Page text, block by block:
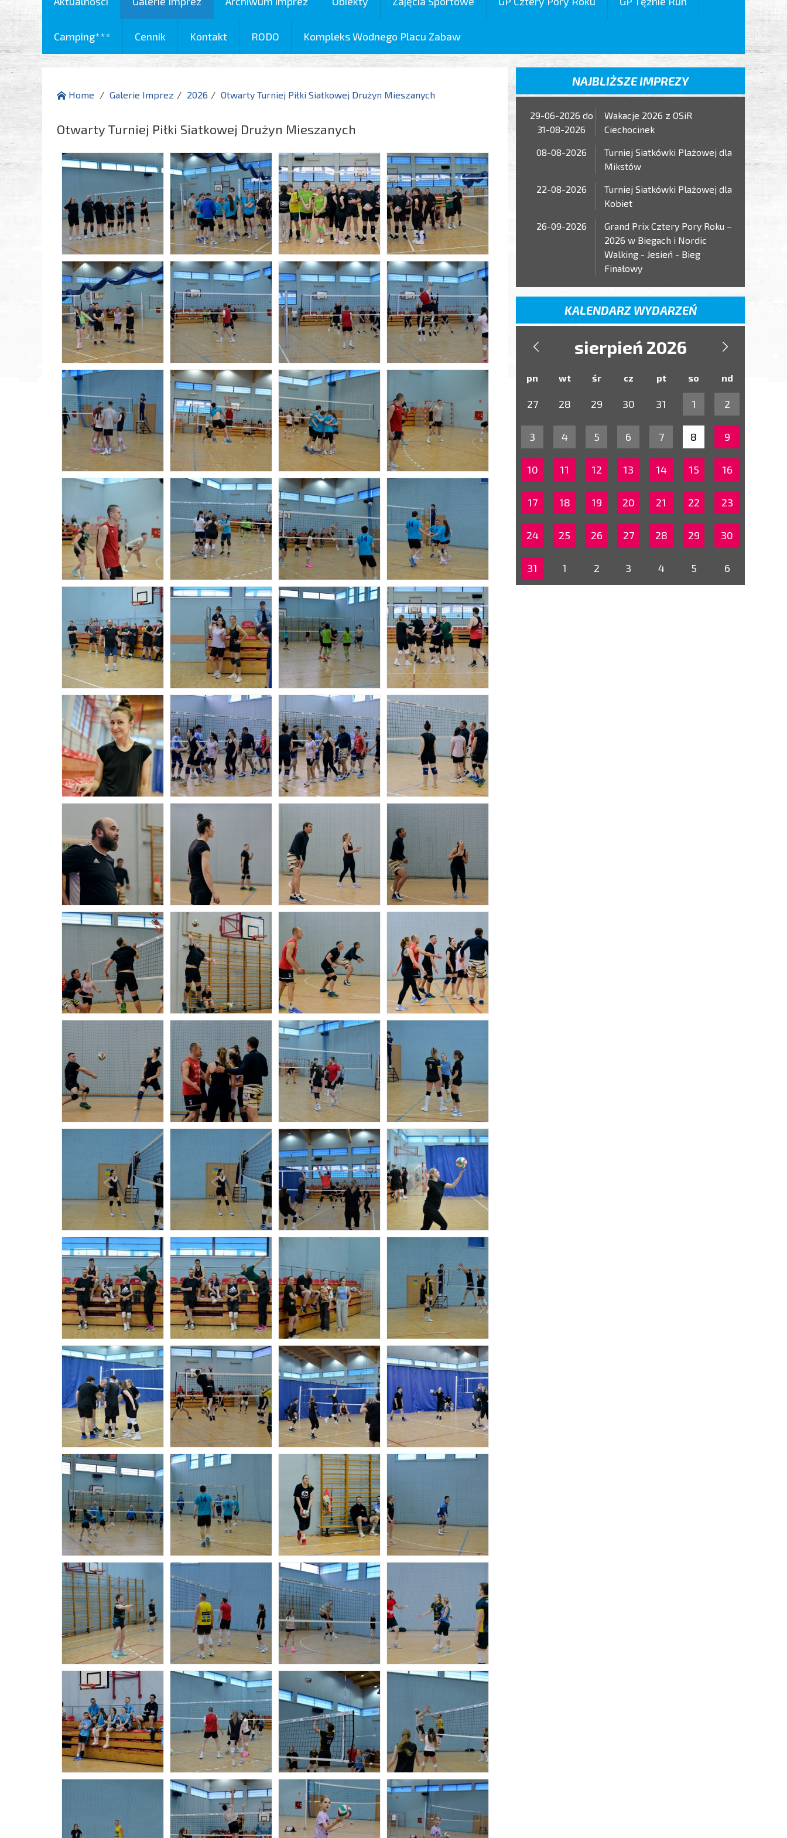
Camping*** Cennik Kontakt RODO Kompleks Wodnego Placu Zabaw
Home Galerie Imprez 2026 Otwarty Turniej Piłki Siatkowej Drużyn Mieszanych
Otwarty Turniej Piłki Siatkowej Drużyn Mieszanych
NAJBLIŻSZE IMPREZY
29-06-2026 do
31-08-2026
Wakacje 2026 z OSiR
Ciechocinek
08-08-2026
Turniej Siatkówki Plażowej dla
Mikstów
22-08-2026
Turniej Siatkówki Plażowej dla
Kobiet
26-09-2026
Grand Prix Cztery Pory Roku –
2026 w Biegach i Nordic
Walking - Jesień - Bieg
Finałowy
KALENDARZ WYDARZEŃ
 sierpień 2026 
pn wt śr cz pt so nd
27 28 29 30 31 1 2
3 4 5 6 7 8 9
10 11 12 13 14 15 16
17 18 19 20 21 22 23
24 25 26 27 28 29 30
31 1 2 3 4 5 6